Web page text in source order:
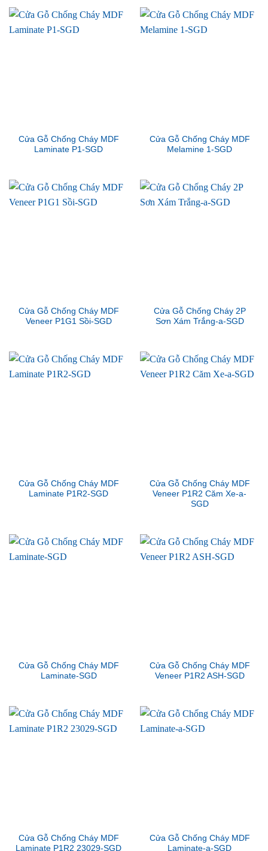
Cửa Gỗ Chống Cháy MDF
Laminate P1-SGD
Cửa Gỗ Chống Cháy MDF
Melamine 1-SGD
Cửa Gỗ Chống Cháy MDF
Veneer P1G1 Sồi-SGD
Cửa Gỗ Chống Cháy 2P
Sơn Xám Trắng-a-SGD
Cửa Gỗ Chống Cháy MDF
Laminate P1R2-SGD
Cửa Gỗ Chống Cháy MDF
Veneer P1R2 Căm Xe-a-
SGD
Cửa Gỗ Chống Cháy MDF
Laminate-SGD
Cửa Gỗ Chống Cháy MDF
Veneer P1R2 ASH-SGD
Cửa Gỗ Chống Cháy MDF
Laminate P1R2 23029-SGD
Cửa Gỗ Chống Cháy MDF
Laminate-a-SGD